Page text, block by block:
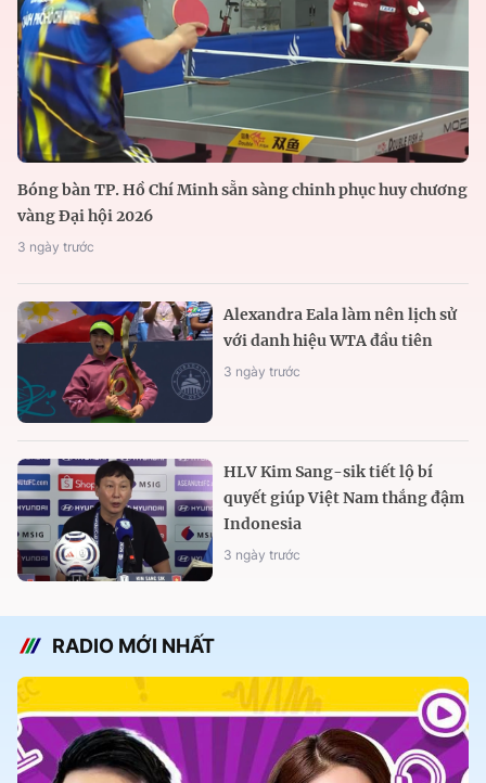
Bóng bàn TP. Hồ Chí Minh sẵn sàng chinh phục huy chương
vàng Đại hội 2026
3 ngày trước
Alexandra Eala làm nên lịch sử
với danh hiệu WTA đầu tiên
3 ngày trước
HLV Kim Sang-sik tiết lộ bí
quyết giúp Việt Nam thắng đậm
Indonesia
3 ngày trước
RADIO MỚI NHẤT